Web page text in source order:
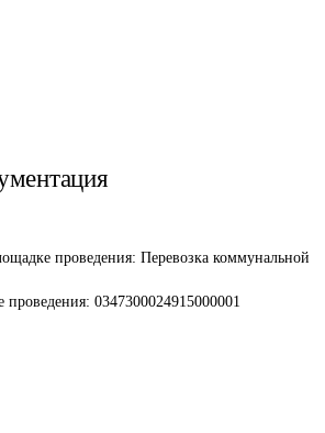
проведения: Перевозка коммунальной
проведения: 0347300024915000001